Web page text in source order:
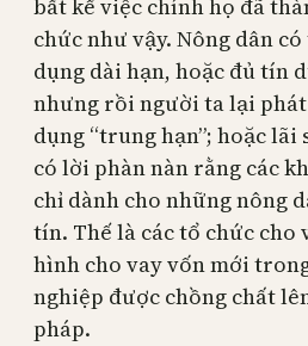
bất kể việc chính họ đã
chức như vậy. Nông dân
dụng dài hạn, hoặc đủ tín
nhưng rồi người ta lại
dụng “trung hạn”; hoặc lãi
có lời phàn nàn rằng các
chỉ dành cho những nông
tín. Thế là các tổ chức cho
hình cho vay vốn mới
nghiệp được chồng chất
pháp.